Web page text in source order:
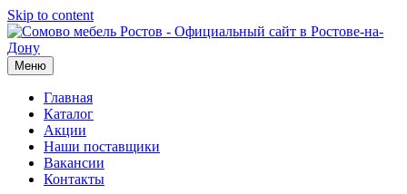
Skip to content
Меню
Главная
Каталог
Акции
Наши поставщики
Вакансии
Контакты